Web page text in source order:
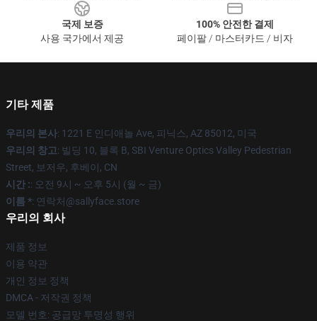
국제 보증
사용 국가에서 제공
100% 안전한 결제
페이팔 / 마스터카드 / 비자
기타 제품
우리의 본사: 1221 E 인디애놀 Ave, 피닉스, AZ 85012, 미국
우리의 창고: 빌딩 10, 블록 B, SBI Venture Optics Valley Pedestrian
Street, 보저우, 후베이, CN
시간 :: 오전 9시 ~ 오후 5시 (월 ~ 금)
이름 *: 연락처@sallyface.store
우리의 회사
제품 정보
이용 약관
개인 정보 정책
DMCA - 저작권 정책
모델 번호: 공급망 투명성 행위